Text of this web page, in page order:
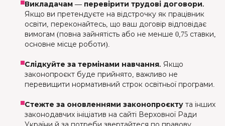
Викладачам — перевірити трудові договори.
Якщо ви претендуєте на відстрочку як працівник
освіти, переконайтесь, що ваш договір відповідає
вимогам (повна зайнятість або не менше 0,75 ставки,
основне місце роботи).
Слідкуйте за термінами навчання. Якщо
законопроєкт буде прийнято, важливо не
перевищити нормативний строк освітньої програми.
Стежте за оновленнями законопроєкту та інших
законодавчих ініціатив на сайті Верховної Ради